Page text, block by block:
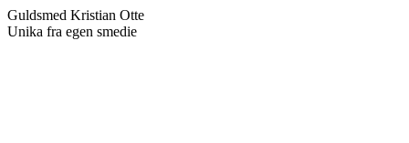
Skip
to
Guldsmed Kristian Otte
Unika fra egen smedie